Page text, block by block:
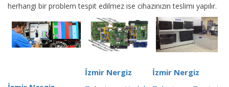
herhangi bir problem tespit edilmez ise cihazınızın teslimi yapılır.
İzmir Nergiz
İzmir Nergiz